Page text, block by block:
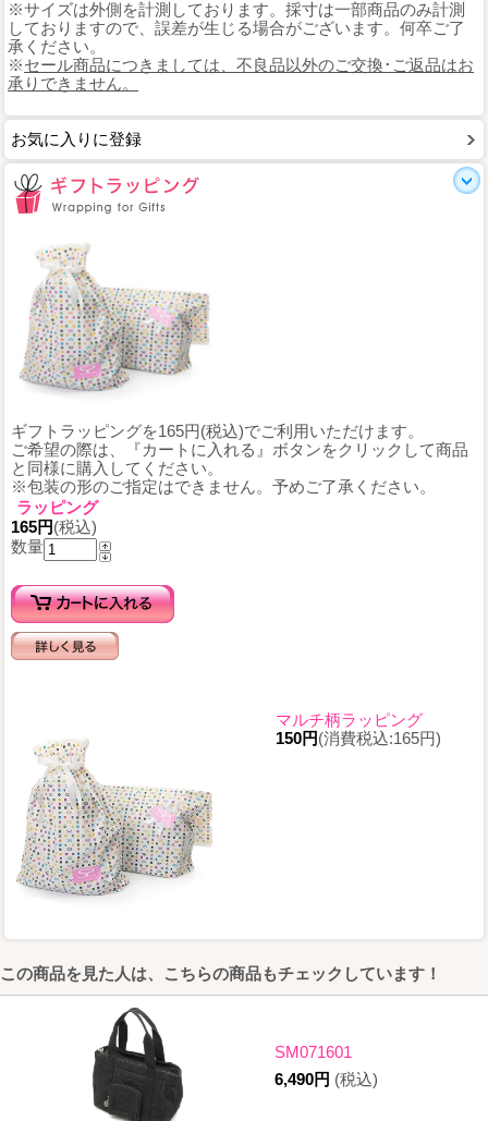
※サイズは外側を計測しております。採寸は一部商品のみ計測
しておりますので、誤差が生じる場合がございます。何卒ご了
承ください。
※セール商品につきましては、不良品以外のご交換･ご返品はお
承りできません。
お気に入りに登録
ギフトラッピングを165円(税込)でご利用いただけます。
ご希望の際は、『カートに入れる』ボタンをクリックして商品
と同様に購入してください。
※包装の形のご指定はできません。予めご了承ください。
ラッピング
165円(税込)
数量
マルチ柄ラッピング
150円(消費税込:165円)
この商品を見た人は、こちらの商品もチェックしています！
SM071601
6,490円 (税込)